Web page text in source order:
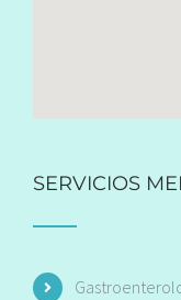
SERVICIOS